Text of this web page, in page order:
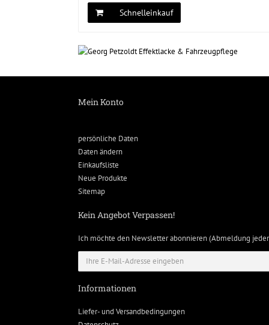
Schnelleinkauf
Mein Konto
persönliche Daten
Daten ändern
Einkaufsliste
Neue Produkte
Sitemap
Kein Angebot Verpassen!
Ich möchte den Newsletter abonnieren (Abmeldung
Informationen
Liefer- und Versandbedingungen